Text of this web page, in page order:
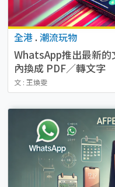
全港 . 潮流玩物
WhatsApp推出最新的
內換成 PDF／轉文字
文 : 王煥雯